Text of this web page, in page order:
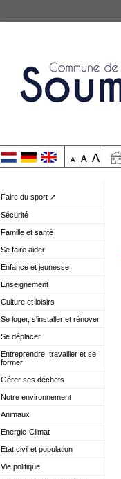
Faire du sport ↗
Sécurité
Famille et santé
Se faire aider
Enfance et jeunesse
Enseignement
Culture et loisirs
Se loger, s'installer et rénover
Se déplacer
Entreprendre, travailler et se
former
Gérer ses déchets
Notre environnement
Animaux
Energie-Climat
Etat civil et population
Vie politique